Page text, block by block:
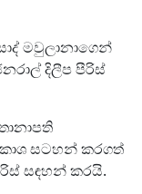
මවුලානාගෙන්
දිලීප පීරිස්
සටහන් කරගත්
සඳහන් කරයි.